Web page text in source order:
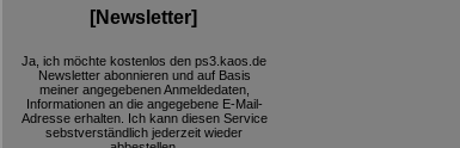
[Newsletter]
Ja, ich möchte kostenlos den ps3.kaos.de
Newsletter abonnieren und auf Basis
meiner angegebenen Anmeldedaten,
Informationen an die angegebene E-Mail-
Adresse erhalten. Ich kann diesen Service
sebstverständlich jederzeit wieder